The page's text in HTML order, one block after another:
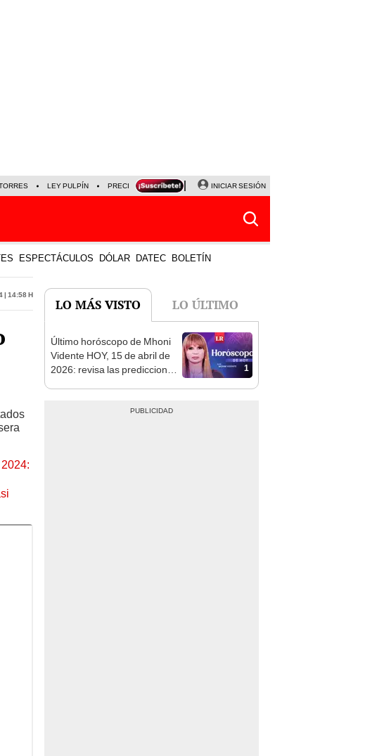
LEY PULPÍN PRECIO DEL DÓLAR CORTE DE LUZ VIERNES 7 DE AGOSTO
INICIAR SESIÓN
ESPECTÁCULOS DÓLAR DATEC BOLETÍN
| 14:58 h
LO MÁS VISTO LO ÚLTIMO
1
Último horóscopo de Mhoni
Vidente HOY, 15 de abril de
2026: revisa las predicciones